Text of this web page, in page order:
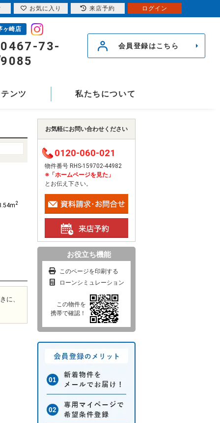
ヶ崎店
0467-73-
9085
会員登録はこちら
ンツ 私たちについて
2
に、
お気軽にお問い合わせください
0120-060-021
物件番号 RHS-159702-44982
※「ホームページを見た」
とお伝え下さい。
お役立ち機能
このページを印刷する
ローンシミュレーション
この物件を
携帯で確認！
お気に入り 来店予約 ログイン